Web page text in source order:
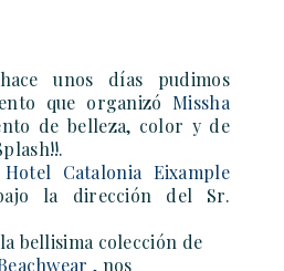
unos días pudimos
que organizó Missha
de belleza, color y de
Hotel Catalonia Eixample
la dirección del Sr.
bellisima colección de
, nos